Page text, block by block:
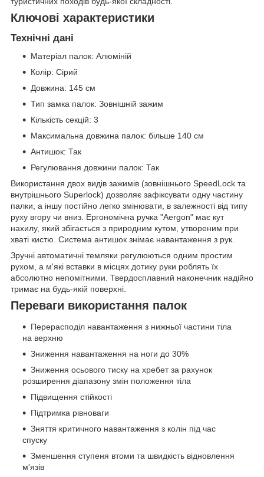
Ключові характеристики
Технічні дані
Матеріал палок: Алюміній
Колір: Сірий
Довжина: 145 см
Тип замка палок: Зовнішній зажим
Кількість секцій: 3
Максимальна довжина палок: більше 140 см
Антишок: Так
Регулювання довжини палок: Так
Використання двох видів зажимів (зовнішнього SpeedLock та
внутрішнього Superlock) дозволяє зафіксувати одну частину
палки, а іншу постійно легко змінювати, в залежності від типу
руху вгору чи вниз. Ергономічна ручка "Aergon" має кут
нахилу, який збігається з природним кутом, утвореним при
хваті кистю. Система антишок знімає навантаження з рук.
Зручні автоматичні темляки регулюються одним простим
рухом, а м'які вставки в місцях дотику руки роблять їх
абсолютно непомітними. Твердосплавний наконечник надійно
тримає на будь-якій поверхні.
Переваги використання палок
Перерасподіл навантаження з нижньої частини тіла
на верхню
Зниження навантаження на ноги до 30%
Зниження осьового тиску на хребет за рахунок
розширення діапазону змін положення тіла
Підвищення стійкості
Підтримка рівноваги
Зняття критичного навантаження з колін під час
спуску
Зменшення ступеня втоми та швидкість відновлення
м'язів